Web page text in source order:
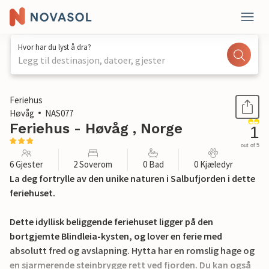
Hvor har du lyst å dra?
Legg til destinasjon, datoer, gjester
1 / 22
Feriehus
Høvåg
NAS077
Feriehus - Høvåg , Norge 1
out of 5
6 Gjester 2 Soverom 0 Bad 0 Kjæledyr
La deg fortrylle av den unike naturen i Salbufjorden i dette
feriehuset.
Dette idyllisk beliggende feriehuset ligger på den
bortgjemte Blindleia-kysten, og lover en ferie med
absolutt fred og avslapning. Hytta har en romslig hage og
en sjarmerende steinbrygge rett ved fjorden. Du kan også